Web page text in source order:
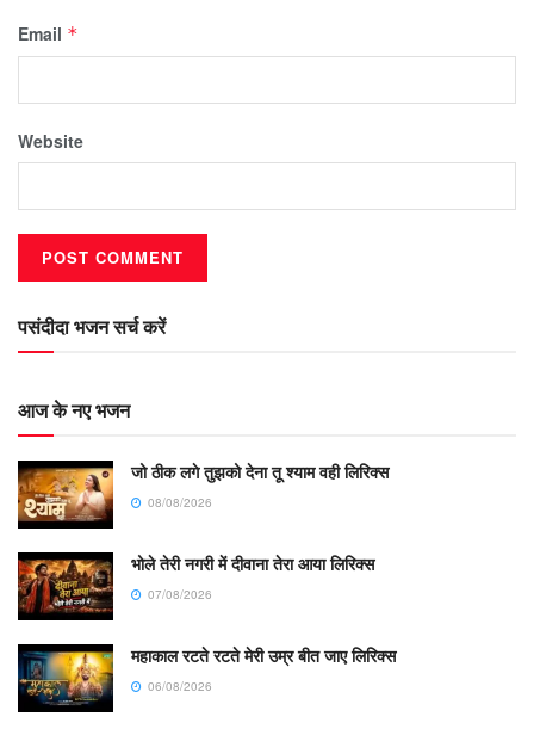
Email *
Website
पसंदीदा भजन सर्च करें
आज के नए भजन
जो ठीक लगे तुझको देना तू श्याम वही लिरिक्स
08/08/2026
भोले तेरी नगरी में दीवाना तेरा आया लिरिक्स
07/08/2026
महाकाल रटते रटते मेरी उम्र बीत जाए लिरिक्स
06/08/2026